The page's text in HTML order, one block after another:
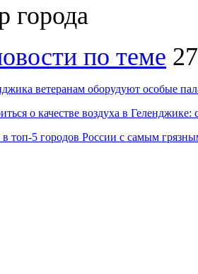
города
по теме
ветеранам оборудуют особые
о качестве воздуха в
топ-5 городов России с самым